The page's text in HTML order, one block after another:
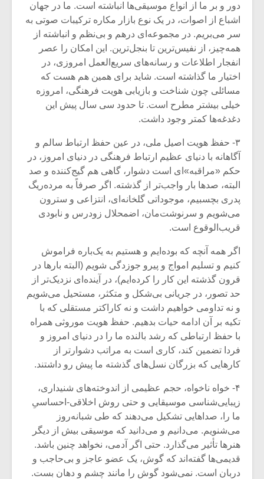
دور و بر ما از انواع موسیقی‌ها انباشته است. ما در جهان
اشباع از اصوات، در یک نوع بازار مکاره ترکیبات صوتی به
سر می‌بریم. در مجموعه‌ای درهم و بی‌نظم و انباشته از
همه‌چیز، از نفیس‌ترین تا بنجل‌ترین. این امکان را عصر
انفجار اطلاعات و رسانه‌های سریع‌العمل امروزی، در
اختیار ما گذاشته است. شاید برای همین هم هست که
مسائلی چون شناخت و بازیابی هویت فرهنگی، امروزه
خیلی بیشتر مطرح است. تا حدود سی سال پیش این
دغدغه‌ها کمتر وجود داشت.
۳- حفظ هویت اصیل ملی، در عین حفظ ارتباط سالم و
آگاهانه با دنیای عظیم ارتباط فرهنگی در دنیای امروز، در
حکم «مراقبه»ای است دشوار، گاهی هم گیج‌کننده و صد
البته، صدها بار واجب‌تر از گذشته. اگر صرفاً به مرده‌ریگ
پدری بچسبیم، موجوداتی گلخانه‌ای، انتزاعی و سترون
می‌شویم و سرنوشت‌مان، اضمحلال زودرس و نابودی
قریب‌الوقوع است.
اگر همه آنچه که بوده‌ایم و هستیم به یک‌باره فراموش
کنیم و تسلیم امواج و پیرو جوزدگی شویم (البته بارها در
قرون گذشته این کار را کرده‌ایم)، در آینده‌ای نزدیک‌تر از
حد تصور، در جریانی بی‌شکل و متکثر، مستحیل می‌شویم
و نه تداومی خواهیم داشت و نه کاراکتر مستقلی که با
تکیه بر آن ادامه حیات بدهیم. حفظ هویت موروثی همراه
با حفظ ارتباطی که رشد بالنده ما را در دنیای امروز و
فردا تضمین کند، کاری است به مراتب دشوارتر از
کارهایی که بزرگان نسل‌های گذشته ما پیش رو داشتند.
۴- خواه ناخواه، حجم عظیمی از اندوخته‌های شنیداری،
زیبایی‌شناسی موسیقایی و حتی روش اخلاقی-احساسیِ
ما را، صداهایی تشکیل می‌دهند که طی شبانه‌روز
می‌شنویم. می‌دانیم و می‌دانید که موسیقی بیش از دیگر
هنرها تأثیر می‌گذارد. حتی اگر آدمی، نخواهد چنین باشد.
قدیمی‌ها گفته‌اند که گوش، یک عضو عاجز و بی‌حاجب و
دربان است. نمی‌شود گوش را مانند چشم و دهان بست.
شیش و نیم»
اگر نمی توانی
مشهورترین باشی،
بدنام ترین باش
موسیقی
برگزار